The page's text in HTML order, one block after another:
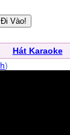
Hát Karaoke
)